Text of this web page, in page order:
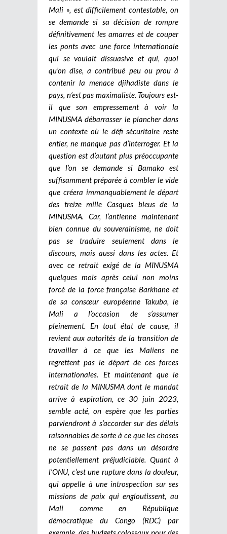
Mali », est difficilement contestable, on
se demande si sa décision de rompre
définitivement les amarres et de couper
les ponts avec une force internationale
qui se voulait dissuasive et qui, quoi
qu’on dise, a contribué peu ou prou à
contenir la menace djihadiste dans le
pays, n’est pas maximaliste. Toujours est-
il que son empressement à voir la
MINUSMA débarrasser le plancher dans
un contexte où le défi sécuritaire reste
entier, ne manque pas d’interroger. Et la
question est d’autant plus préoccupante
que l’on se demande si Bamako est
suffisamment préparée à combler le vide
que créera immanquablement le départ
des treize mille Casques bleus de la
MINUSMA. Car, l’antienne maintenant
bien connue du souverainisme, ne doit
pas se traduire seulement dans le
discours, mais aussi dans les actes. Et
avec ce retrait exigé de la MINUSMA
quelques mois après celui non moins
forcé de la force française Barkhane et
de sa consœur européenne Takuba, le
Mali a l’occasion de s’assumer
pleinement. En tout état de cause, il
revient aux autorités de la transition de
travailler à ce que les Maliens ne
regrettent pas le départ de ces forces
internationales. Et maintenant que le
retrait de la MINUSMA dont le mandat
arrive à expiration, ce 30 juin 2023,
semble acté, on espère que les parties
parviendront à s’accorder sur des délais
raisonnables de sorte à ce que les choses
ne se passent pas dans un désordre
potentiellement préjudiciable. Quant à
l’ONU, c’est une rupture dans la douleur,
qui appelle à une introspection sur ses
missions de paix qui engloutissent, au
Mali comme en République
démocratique du Congo (RDC) par